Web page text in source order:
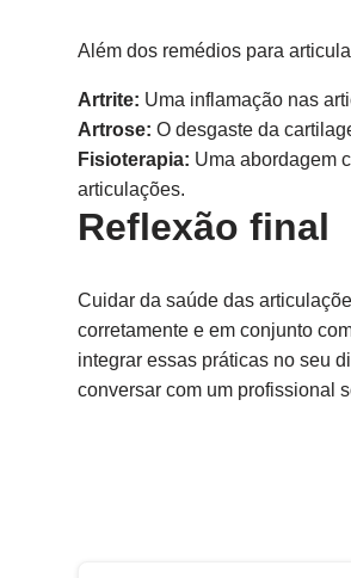
Além dos remédios para
Artrite: Uma inflamação nas
Artrose: O desgaste da
Fisioterapia: Uma abordagem
articulações.
Reflexão final
Cuidar da saúde das
corretamente e em conjunto
integrar essas práticas no seu
conversar com um profissional